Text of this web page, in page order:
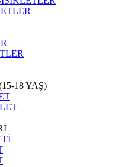
18 YAŞ)